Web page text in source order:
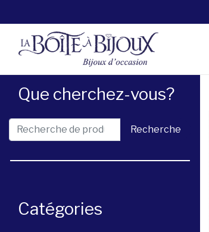
Que cherchez-vous?
Recherche pour : Recherche
Catégories